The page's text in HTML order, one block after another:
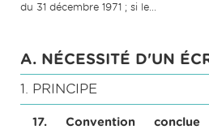
du 31 décembre 1971 ; si le...
A. NÉCESSITÉ D'UN
1. PRINCIPE
17. Convention